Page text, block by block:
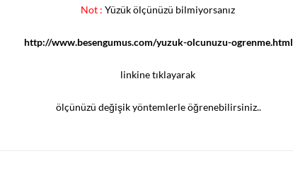
Not : Yüzük ölçünüzü bilmiyorsanız
http://www.besengumus.com/yuzuk-olcunuzu-ogrenme.html
linkine tıklayarak
ölçünüzü değişik yöntemlerle öğrenebilirsiniz..